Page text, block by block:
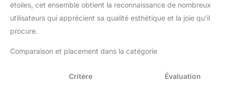
étoiles, cet ensemble obtient la reconnaissance de nombreux
utilisateurs qui apprécient sa qualité esthétique et la joie qu’il
procure.
Comparaison et placement dans la catégorie
Critère Évaluation